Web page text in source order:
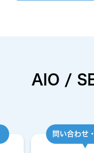
AIO /
問い合わせ